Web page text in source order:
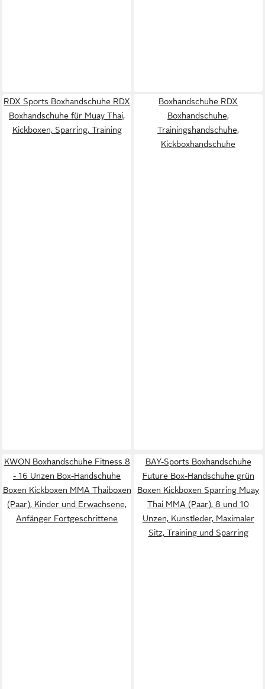
RDX Sports Boxhandschuhe RDX
Boxhandschuhe für Muay Thai,
Kickboxen, Sparring, Training
Boxhandschuhe RDX
Boxhandschuhe,
Trainingshandschuhe,
Kickboxhandschuhe
KWON Boxhandschuhe Fitness 8
- 16 Unzen Box-Handschuhe
Boxen Kickboxen MMA Thaiboxen
(Paar), Kinder und Erwachsene,
Anfänger Fortgeschrittene
BAY-Sports Boxhandschuhe
Future Box-Handschuhe grün
Boxen Kickboxen Sparring Muay
Thai MMA (Paar), 8 und 10
Unzen, Kunstleder, Maximaler
Sitz, Training und Sparring